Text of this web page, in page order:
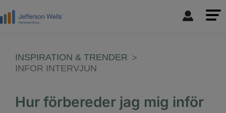
INSPIRATION & TRENDER
INFOR INTERVJUN
Hur förbereder jag mig inför